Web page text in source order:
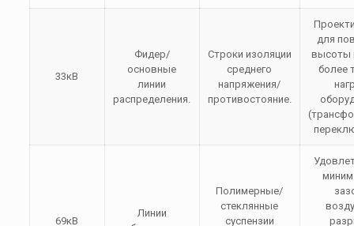
33кВ
Фидер/
основные
линии
распределения.
Строки изоляции
среднего
напряжения/
противостояние.
для
высоты
более
69кВ
Линии
Полимерные/
стеклянные
суспензии